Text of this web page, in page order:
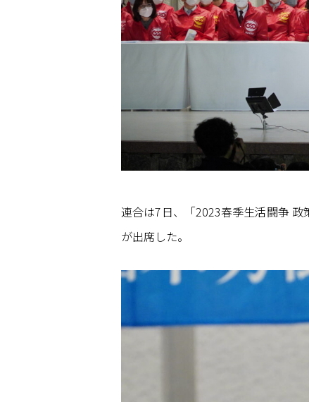
連合は7日、「2023春季生活闘争 政
が出席した。